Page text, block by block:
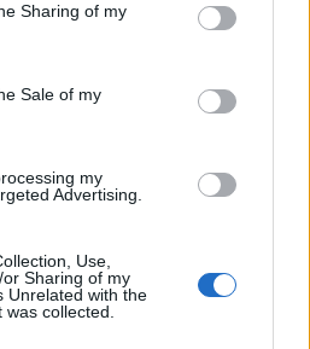
Sharing of my
Sale of my
my
Advertising.
Use,
Sharing of my
Unrelated with the
collected.
Παπαϊωάννου / Olafaq